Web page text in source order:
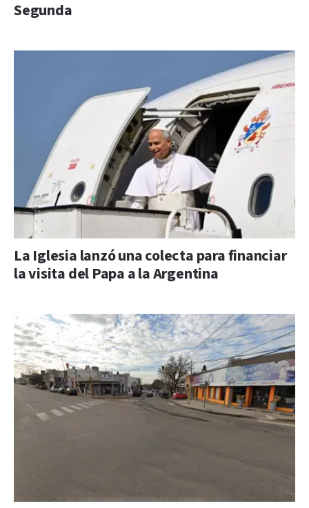
Segunda
La Iglesia lanzó una colecta para financiar
la visita del Papa a la Argentina